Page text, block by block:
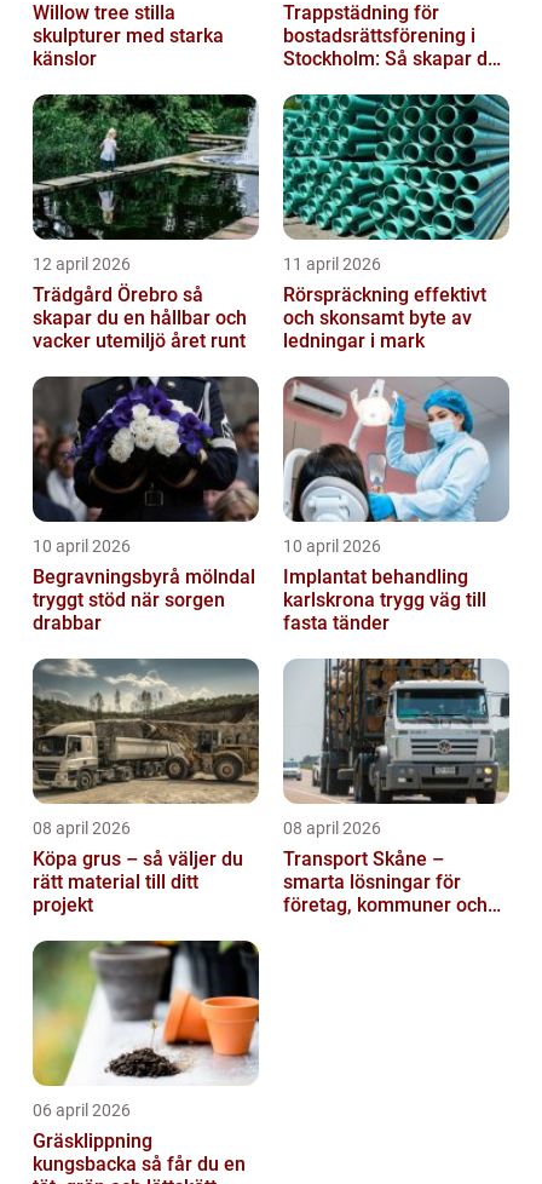
Willow tree stilla
skulpturer med starka
känslor
Trappstädning för
bostadsrättsförening i
Stockholm: Så skapar du
trapphus...
12 april 2026
Trädgård Örebro så
skapar du en hållbar och
vacker utemiljö året runt
11 april 2026
Rörspräckning effektivt
och skonsamt byte av
ledningar i mark
10 april 2026
Begravningsbyrå mölndal
tryggt stöd när sorgen
drabbar
10 april 2026
Implantat behandling
karlskrona trygg väg till
fasta tänder
08 april 2026
Köpa grus – så väljer du
rätt material till ditt
projekt
08 april 2026
Transport Skåne –
smarta lösningar för
företag, kommuner och
06 april 2026
Gräsklippning
kungsbacka så får du en